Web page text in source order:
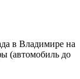
в Владимире на
(автомобиль до